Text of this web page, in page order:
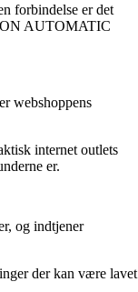
forbindelse er det
AUTOMATIC
webshoppens
internet outlets
er.
og indtjener
der kan være lavet